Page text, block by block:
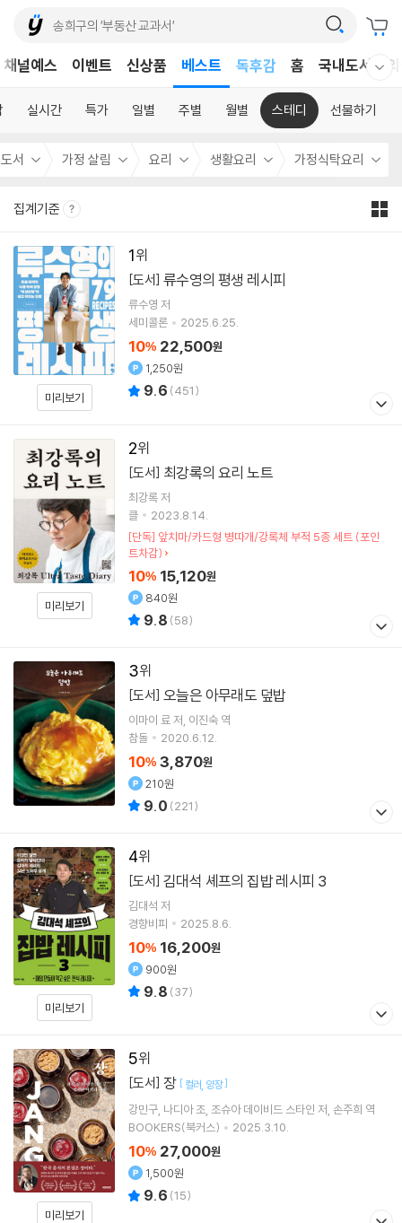
채널예스 이벤트 신상품 베스트
독후감
홈 국내도서
실시간 특가 일별 주별 월별 스테디 선물하기
서 가정 살림 요리 생활요리 가정식탁요리
집계기준
1
미리보기
[도서] 류수영의 평생 레시피
류수영 저
세미콜론
2025.6.25.
10% 22,500원
1,250원
9.6 (451)
2
미리보기
[도서] 최강록의 요리 노트
최강록저
클
2023.8.14.
[단독] 앞치마/카드형 병따개/강록체 부적 5종 세트 (포인
트차감)
10% 15,120원
840원
9.8 (58)
3
[도서] 오늘은 아무래도 덮밥
이마이 료 저 이진숙 역
참돌
2020.6.12.
10% 3,870원
210원
9.0 (221)
4
미리보기
[도서] 김대석 셰프의 집밥 레시피 3
김대석 저
경향비피
2025.8.6.
10% 16,200원
900원
9.8 (37)
5
미리보기
[도서] 장 [ 컬러 양장]
강민구 나디아 조 조슈아 데이비드 스타인 저 손주희 역
BOOKERS(북커스)
2025.3.10.
10% 27,000원
1,500원
9.6 (15)